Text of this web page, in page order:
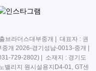
브라더스대부중개 | 대표자 : 권
개 2026-경기성남-0013-중개 |
729-2802) | 소재지 : 경기도
밸리지 원시설용지D4-01, GT센